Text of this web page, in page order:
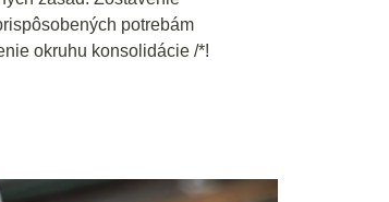
potrebám
okruhu konsolidácie /*!